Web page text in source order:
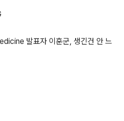
발표자 이훈군, 생긴건 안 느